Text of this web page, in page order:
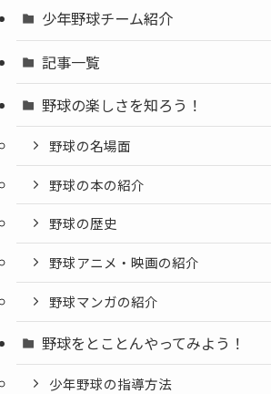
少年野球チーム紹介
記事一覧
野球の楽しさを知ろう！
野球の名場面
野球の本の紹介
野球の歴史
野球アニメ・映画の紹介
野球マンガの紹介
野球をとことんやってみよう！
少年野球の指導方法